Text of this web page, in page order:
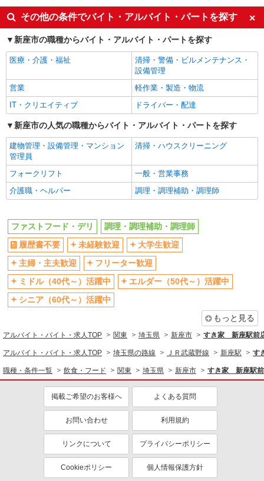
履歴書不要
未経験歓迎
大学生歓迎
主婦・主夫歓迎
フリーター歓迎
ミドル（40代～）活躍中
エルダー（50代～）活躍中
シニア（60代～）活躍中
週2～3日勤務OK
短時間勤務（1日4h以内）OK
深夜
扶養内勤務OK
交通費支給
社会保険あり
まかない・食事補助
社割・特典あり
制服貸与
研修制度あり
社員登用あり
高収入・高額
同じ職種から求人を探す
ファストフード・デリ
調理・調理補助・調理師
同じ特徴から求人を探す
未経験歓迎
大学生歓迎
ミドル（40代～）活躍中
週2～3日勤務OK
短時間勤務（1日4h以内）OK
社会保険あり
まかない・食事補助
社員登用あり
その他の条件でバイト・アルバイト・パートを探す
新座市の職種からバイト・アルバイト・パートを探す
医療・介護・福祉
清掃・警備・ビルメンテナンス・
設備管理
営業
軽作業・製造・物流
IT・クリエイティブ
ドライバー・配達
新座市の人気の職種からバイト・アルバイト・パートを探す
建物管理・設備管理・マンション
管理員
清掃・ハウスクリーニング
フォークリフト
一般・営業事務
介護職・ヘルパー
調理・調理補助・調理師
ファストフード・デリ
調理・調理補助・調理師
履歴書不要
未経験歓迎
大学生歓迎
主婦・主夫歓迎
フリーター歓迎
ミドル（40代～）活躍中
エルダー（50代～）活躍中
シニア（60代～）活躍中
もっと見る
アルバイト・バイト・求人TOP 関東 埼玉県 新座市 すき家 新座駅前
アルバイト・バイト・求人TOP 埼玉県の路線 ＪＲ武蔵野線 新座駅 す
職種・条件一覧 飲食・フード 関東 埼玉県 新座市 すき家 新座駅前
掲載ご希望のお客様へ よくある質問
お問い合わせ 利用規約
リンクについて プライバシーポリシー
Cookieポリシー 個人情報保護方針